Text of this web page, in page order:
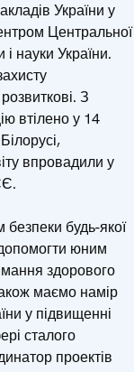
України у
Центральної
і науки України.
З
втілено у 14
впровадили у
будь-якої
юним
здорового
маємо намір
у підвищенні
сталого
проектів